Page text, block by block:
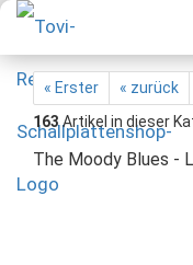
« Erster « zurück
163Artikel in dieser
The Moody Blues -